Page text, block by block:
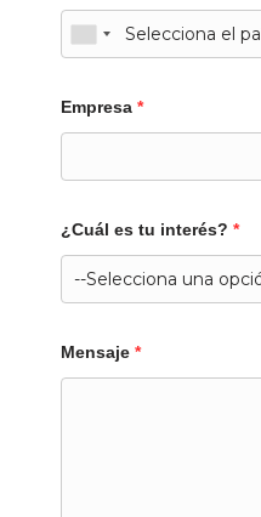
Empresa *
¿Cuál es tu interés? *
Mensaje *